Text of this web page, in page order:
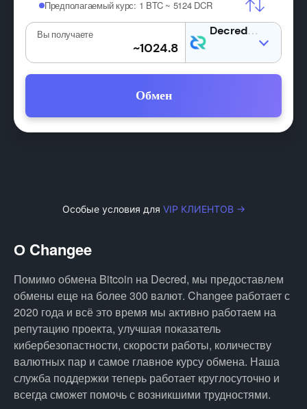
Предполагаемый курс: 1 BTC ~ 5124 DCR
Вы получаете DCR
Обмен
Особые условия для VIP КЛИЕНТОВ →
О Changee
Помимо обмена Bitcoin на Decred, мы предоставлем
обмены еще на более 300 валют. Changee работает с
2020 года и всё это время мы активно работаем на
репутацию проекта, улучшая показатель
кибербезопастности, скорости работы, количеству
валютных пар и самое главное курсу обмена. Наша
служба поддержки теперь работает круглосуточно и
всегда сможет помочь с возникшими трудностями.